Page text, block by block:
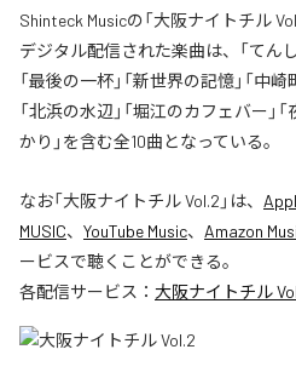
Shinteck Musicの「大阪ナイトチル
デジタル配信された楽曲は、「てん
「最後の一杯」「新世界の記憶」「中
「北浜の水辺」「堀江のカフェバー」
かり」を含む全10曲となっている。
なお「大阪ナイトチル Vol.2 」は、
MUSIC、 YouTube Music、 Amazon
ービスで聴くことができる。
各配信サービス： 大阪ナイトチル